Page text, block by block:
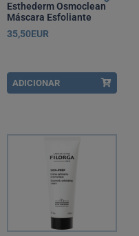
Esthederm Osmoclean
Máscara Esfoliante
Aclaradora 75 ml
35,50EUR
ADICIONAR